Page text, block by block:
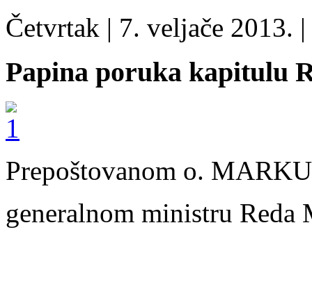
Četvrtak | 7. veljače 2013. |
Papina poruka kapitulu
Prepoštovanom o.
generalnom ministru Reda